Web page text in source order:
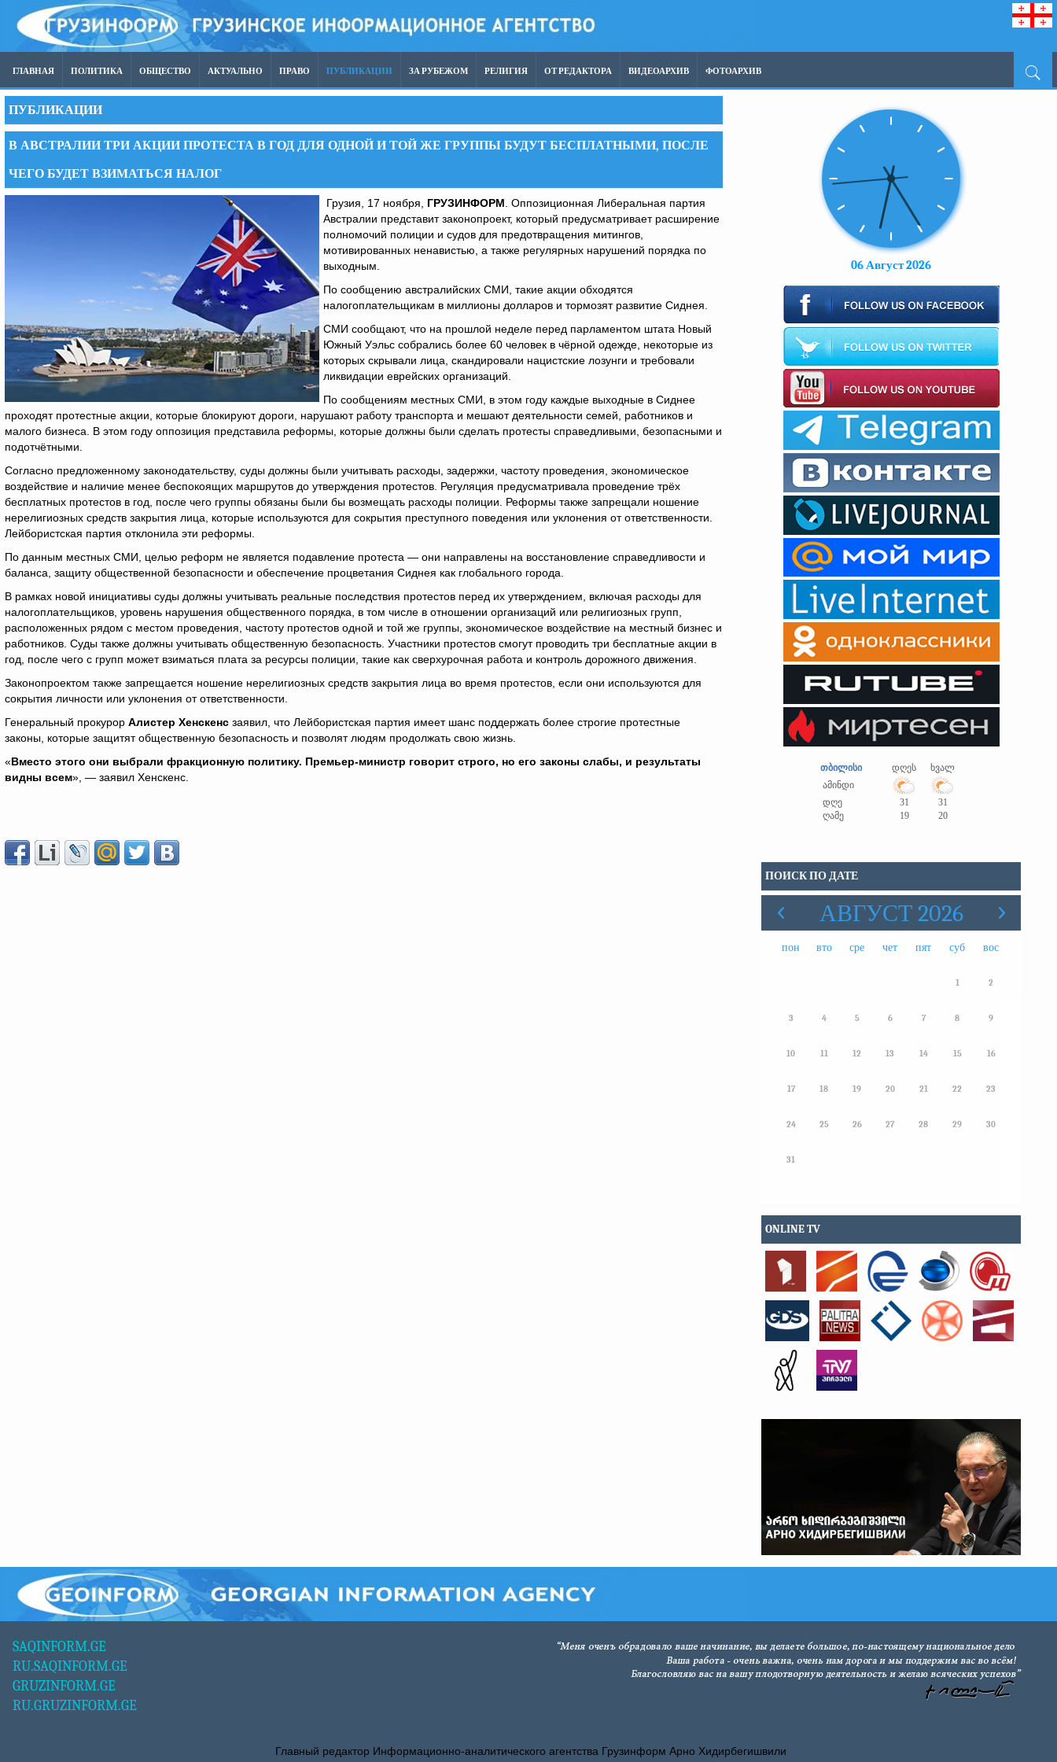
ГЛАВНАЯ ПОЛИТИКА ОБЩЕСТВО АКТУАЛЬНО ПРАВО ПУБЛИКАЦИИ ЗА РУБЕЖОМ РЕЛИГИЯ ОТ РЕДАКТОРА ВИДЕОАРХИВ ФОТОАРХИВ
ПУБЛИКАЦИИ
В АВСТРАЛИИ ТРИ АКЦИИ ПРОТЕСТА В ГОД ДЛЯ ОДНОЙ И ТОЙ ЖЕ ГРУППЫ БУДУТ БЕСПЛАТНЫМИ, ПОСЛЕ
ЧЕГО БУДЕТ ВЗИМАТЬСЯ НАЛОГ
Грузия, 17 ноября, ГРУЗИНФОРМ . Оппозиционная Либеральная партия
Австралии представит законопроект, который предусматривает расширение
полномочий полиции и судов для предотвращения митингов,
мотивированных ненавистью, а также регулярных нарушений порядка по
выходным.
По сообщению австралийских СМИ, такие акции обходятся
налогоплательщикам в миллионы долларов и тормозят развитие Сиднея.
СМИ сообщают, что на прошлой неделе перед парламентом штата Новый
Южный Уэльс собрались более 60 человек в чёрной одежде, некоторые из
которых скрывали лица, скандировали нацистские лозунги и требовали
ликвидации еврейских организаций.
По сообщениям местных СМИ, в этом году каждые выходные в Сиднее
проходят протестные акции, которые блокируют дороги, нарушают работу транспорта и мешают деятельности семей, работников и
малого бизнеса. В этом году оппозиция представила реформы, которые должны были сделать протесты справедливыми, безопасными и
подотчётными.
Согласно предложенному законодательству, суды должны были учитывать расходы, задержки, частоту проведения, экономическое
воздействие и наличие менее беспокоящих маршрутов до утверждения протестов. Регуляция предусматривала проведение трёх
бесплатных протестов в год, после чего группы обязаны были бы возмещать расходы полиции. Реформы также запрещали ношение
нерелигиозных средств закрытия лица, которые используются для сокрытия преступного поведения или уклонения от ответственности.
Лейбористская партия отклонила эти реформы.
По данным местных СМИ, целью реформ не является подавление протеста — они направлены на восстановление справедливости и
баланса, защиту общественной безопасности и обеспечение процветания Сиднея как глобального города.
В рамках новой инициативы суды должны учитывать реальные последствия протестов перед их утверждением, включая расходы для
налогоплательщиков, уровень нарушения общественного порядка, в том числе в отношении организаций или религиозных групп,
расположенных рядом с местом проведения, частоту протестов одной и той же группы, экономическое воздействие на местный бизнес и
работников. Суды также должны учитывать общественную безопасность. Участники протестов смогут проводить три бесплатные акции в
год, после чего с групп может взиматься плата за ресурсы полиции, такие как сверхурочная работа и контроль дорожного движения.
Законопроектом также запрещается ношение нерелигиозных средств закрытия лица во время протестов, если они используются для
сокрытия личности или уклонения от ответственности.
Генеральный прокурор Алистер Хенскенс заявил, что Лейбористская партия имеет шанс поддержать более строгие протестные
законы, которые защитят общественную безопасность и позволят людям продолжать свою жизнь.
«Вместо этого они выбрали фракционную политику. Премьер-министр говорит строго, но его законы слабы, и результаты
видны всем», — заявил Хенскенс.
06 Август 2026
თბილისი დღეს
ხვალ
ამინდი
დღე
31
31
ღამე
19 20
ПОИСК ПО ДАТЕ
АВГУСТ 2026
пон вто сре чет пят суб вос
1 2
3 4 5 6 7 8 9
10 11 12 13 14 15 16
17 18 19 20 21 22 23
24 25 26 27 28 29 30
31
ONLINE TV
SAQINFORM.GE
RU.SAQINFORM.GE
GRUZINFORM.GE
RU.GRUZINFORM.GE
Главный редактор Информационно-аналитического агентства Грузинформ Арно Хидирбегишвили